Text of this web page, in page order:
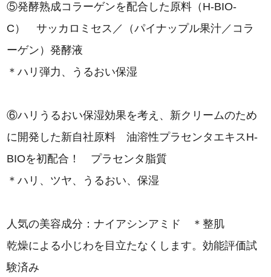
⑤発酵熟成コラーゲンを配合した原料（H-BIO-
C） サッカロミセス／（パイナップル果汁／コラ
ーゲン）発酵液
＊ハリ弾力、うるおい保湿
⑥ハリうるおい保湿効果を考え、新クリームのため
に開発した新自社原料 油溶性プラセンタエキスH-
BIOを初配合！ プラセンタ脂質
＊ハリ、ツヤ、うるおい、保湿
人気の美容成分：ナイアシンアミド ＊整肌
乾燥による小じわを目立たなくします。効能評価試
験済み